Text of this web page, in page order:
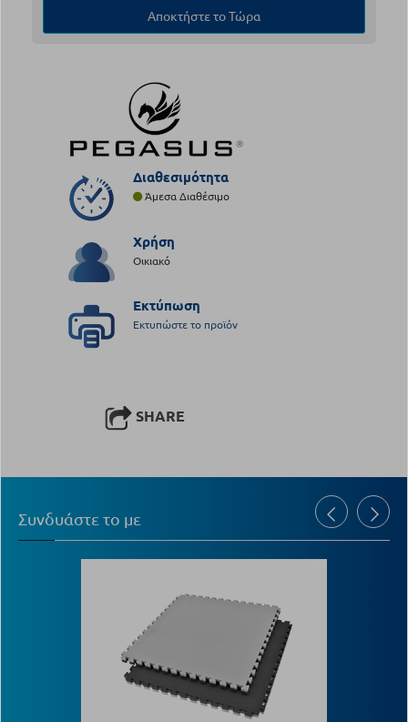
Αποκτήστε το Τώρα
Διαθεσιμότητα
Άμεσα Διαθέσιμο
Χρήση
Οικιακό
Εκτύπωση
Εκτυπώστε το προϊόν
SHARE
Συνδυάστε το με